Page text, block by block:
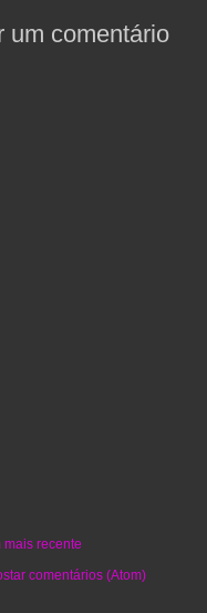
um comentário
mais recente
comentários (Atom)